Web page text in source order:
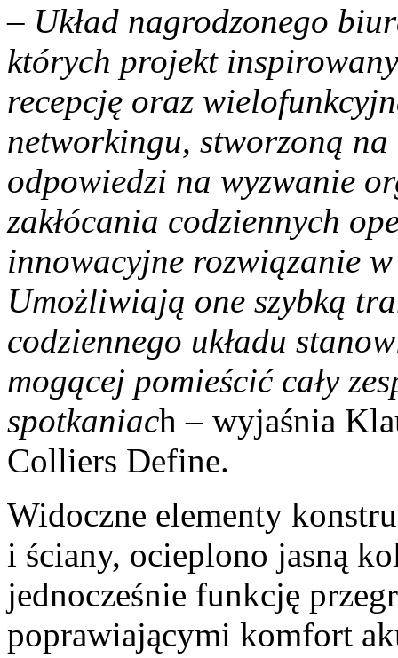
– Układ nagrodzonego
których projekt
recepcję oraz
networkingu, stworzoną
odpowiedzi na wyzwanie
zakłócania codziennych
innowacyjne rozwiązanie
Umożliwiają one szybką
codziennego układu
mogącej pomieścić cały
spotkaniach – wyjaśnia
Colliers Define.
Widoczne elementy
i ściany, ocieplono jasną
jednocześnie funkcję
poprawiającymi komfort